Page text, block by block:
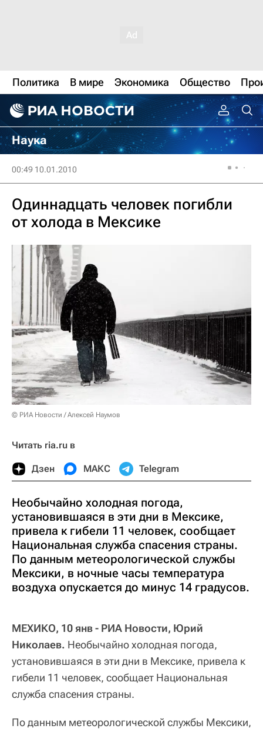
Политика В мире Экономика Общество
Наука
00:49 10.01.2010
Одиннадцать человек погибли
от холода в Мексике
© РИА Новости / Алексей Наумов
Читать ria.ru в
Дзен МАКС Telegram
Необычайно холодная погода,
установившаяся в эти дни в Мексике,
привела к гибели 11 человек, сообщает
Национальная служба спасения страны.
По данным метеорологической службы
Мексики, в ночные часы температура
воздуха опускается до минус 14 градусов.
МЕХИКО, 10 янв - РИА Новости, Юрий
Николаев. Необычайно холодная погода,
установившаяся в эти дни в Мексике, привела к
гибели 11 человек, сообщает Национальная
служба спасения страны.
По данным метеорологической службы Мексики,